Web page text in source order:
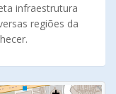
infraestrutura
regiões da